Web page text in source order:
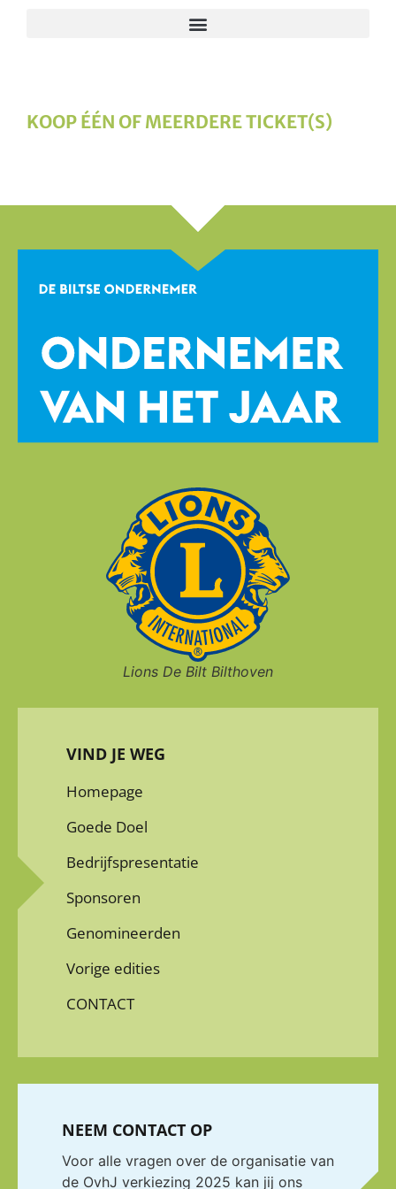
KOOP ÉÉN OF MEERDERE TICKET(S)
Lions De Bilt Bilthoven
VIND JE WEG
Homepage
Goede Doel
Bedrijfspresentatie
Sponsoren
Genomineerden
Vorige edities
CONTACT
NEEM CONTACT OP
Voor alle vragen over de organisatie van
de OvhJ verkiezing 2025 kan jij ons